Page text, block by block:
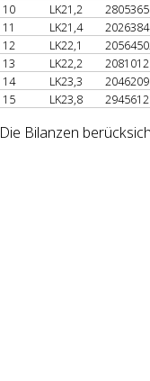
10
LK21,2
11
LK21,4
12
LK22,1
13
LK22,2
14
LK23,3
15
LK23,8
Die Bilanzen